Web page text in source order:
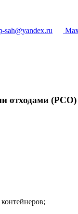
sah@yandex.ru
отходами